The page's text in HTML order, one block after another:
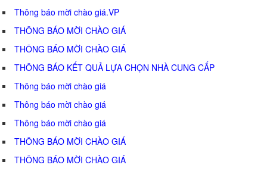
Thông báo mời chào giá.VP
THÔNG BÁO MỜI CHÀO GIÁ
THÔNG BÁO MỜI CHÀO GIÁ
THÔNG BÁO KẾT QUẢ LỰA CHỌN NHÀ CUNG CẤP
Thông báo mời chào giá
Thông báo mời chào giá
Thông báo mời chào giá
THÔNG BÁO MỜI CHÀO GIÁ
THÔNG BÁO MỜI CHÀO GIÁ